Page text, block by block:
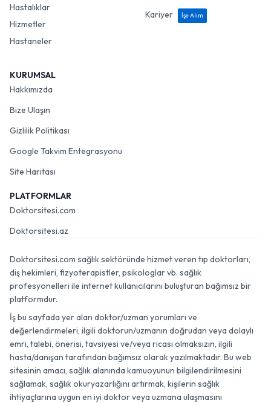
Hastalıklar
Hizmetler
Hastaneler
Kariyer
İşe Alım
KURUMSAL
Hakkımızda
Bize Ulaşın
Gizlilik Politikası
Google Takvim Entegrasyonu
Site Haritası
PLATFORMLAR
Doktorsitesi.com
Doktorsitesi.az
Doktorsitesi.com sağlık sektöründe hizmet veren tıp doktorları,
diş hekimleri, fizyoterapistler, psikologlar vb. sağlık
profesyonelleri ile internet kullanıcılarını buluşturan bağımsız bir
platformdur.
İş bu sayfada yer alan doktor/uzman yorumları ve
değerlendirmeleri, ilgili doktorun/uzmanın doğrudan veya dolaylı
emri, talebi, önerisi, tavsiyesi ve/veya ricası olmaksızın, ilgili
hasta/danışan tarafından bağımsız olarak yazılmaktadır. Bu web
sitesinin amacı, sağlık alanında kamuoyunun bilgilendirilmesini
sağlamak, sağlık okuryazarlığını artırmak, kişilerin sağlık
ihtiyaçlarına uygun en iyi doktor veya uzmana ulaşmasını